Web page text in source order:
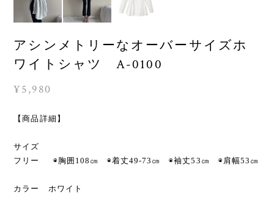
アシンメトリーなオーバーサイズホ
ワイトシャツ A-0100
¥5,980
【商品詳細】
サイズ
フリー ◉胸囲108㎝ ◉着丈49-73㎝ ◉袖丈53㎝ ◉肩幅53㎝
カラー ホワイト